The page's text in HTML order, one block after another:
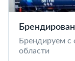
Брендируем с
области